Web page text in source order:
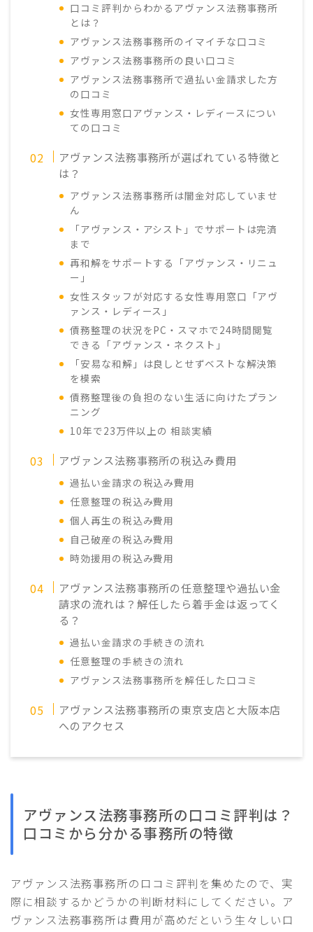
口コミ評判からわかるアヴァンス法務事務所
とは？
アヴァンス法務事務所のイマイチな口コミ
アヴァンス法務事務所の良い口コミ
アヴァンス法務事務所で過払い金請求した方
の口コミ
女性専用窓口アヴァンス・レディースについ
ての口コミ
アヴァンス法務事務所が選ばれている特徴と
は？
アヴァンス法務事務所は闇金対応していませ
ん
「アヴァンス・アシスト」でサポートは完済
まで
再和解をサポートする「アヴァンス・リニュ
ー」
女性スタッフが対応する女性専用窓口「アヴ
ァンス・レディース」
債務整理の状況をPC・スマホで24時間閲覧
できる「アヴァンス・ネクスト」
「安易な和解」は良しとせずベストな解決策
を模索
債務整理後の負担のない生活に向けたプラン
ニング
10年で23万件以上の 相談実績
アヴァンス法務事務所の税込み費用
過払い金請求の税込み費用
任意整理の税込み費用
個人再生の税込み費用
自己破産の税込み費用
時効援用の税込み費用
アヴァンス法務事務所の任意整理や過払い金
請求の流れは？解任したら着手金は返ってく
る？
過払い金請求の手続きの流れ
任意整理の手続きの流れ
アヴァンス法務事務所を解任した口コミ
アヴァンス法務事務所の東京支店と大阪本店
へのアクセス
アヴァンス法務事務所の口コミ評判は？
口コミから分かる事務所の特徴
アヴァンス法務事務所の口コミ評判を集めたので、実
際に相談するかどうかの判断材料にしてください。ア
ヴァンス法務事務所は費用が高めだという生々しい口